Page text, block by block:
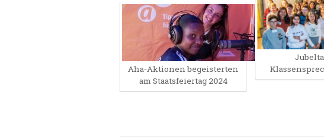
Aha-Aktionen begeisterten
am Staatsfeiertag 2024